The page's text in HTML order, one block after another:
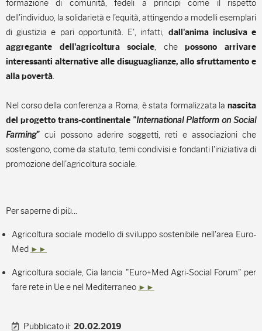
formazione di comunità, fedeli a principi come il rispetto
dell'individuo, la solidarietà e l'equità, attingendo a modelli esemplari
di giustizia e pari opportunità. E', infatti, dall'anima inclusiva e
aggregante dell'agricoltura sociale, chepossono arrivare
interessanti alternative alle disuguaglianze, allo sfruttamento e
alla povertà.
Nel corso della conferenza a Roma, è stata formalizzata la nascita
del progetto trans-continentale "International Platform on Social
Farming" cui possono aderire soggetti, reti e associazioni che
sostengono, come da statuto, temi condivisi e fondanti l'iniziativa di
promozione dell'agricoltura sociale.
Per saperne di più...
Agricoltura sociale modello di sviluppo sostenibile nell'area Euro-
Med ►►
Agricoltura sociale, Cia lancia "Euro+Med Agri-Social Forum" per
fare rete in Ue e nel Mediterraneo ►►
Pubblicato il: 20.02.2019